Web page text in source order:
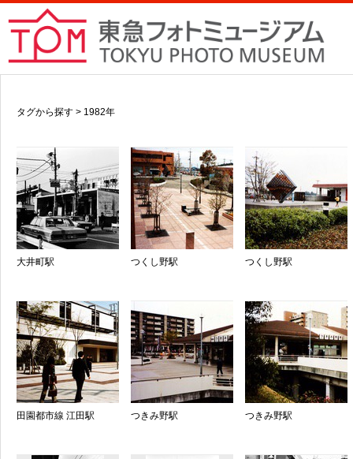
タグから探す > 1982年
大井町駅 つくし野駅 つくし野駅
田園都市線 江田駅 つきみ野駅 つきみ野駅